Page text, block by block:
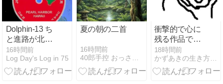
フライング事
件の巻
Dolphin-13 ち
と進路が北・
東に/名護直球
は如何に？
16時間前
Log Day's Log in 75
夏の朝の二首
16時間前
衝撃的で心に
残る作品でし
た
18時間前
かずあきの生き方不器用な そんな男の日常☆